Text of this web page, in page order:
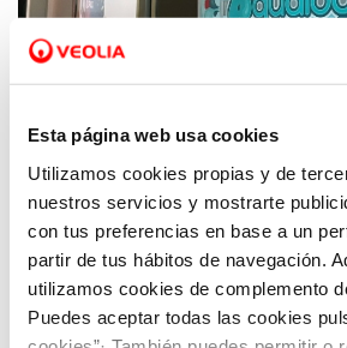
Esta página web usa cookies
Utilizamos cookies propias y de
nuestros servicios y mostrarte
con tus preferencias en base a un
partir de tus hábitos de navegación.
utilizamos cookies de complemento
Puedes aceptar todas las cookies
13 DIC 2022
Aquona inicia una nueva
programa Aqualogía en
concienciar sobre el agua y
ambiente